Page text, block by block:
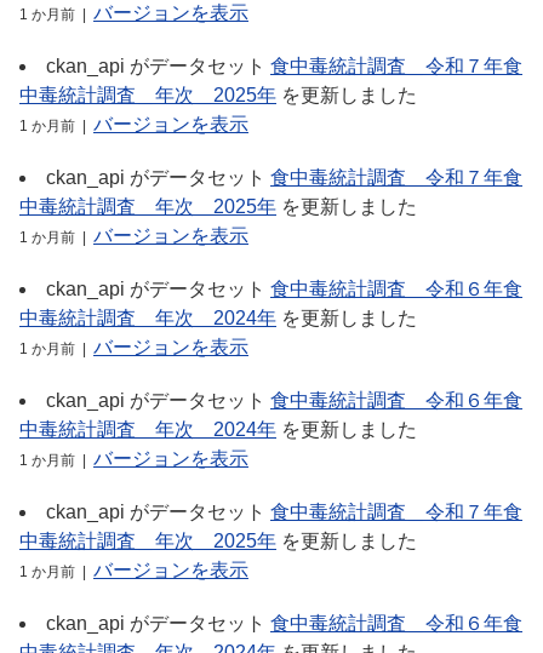
1 か月前 | バージョンを表示
ckan_api がデータセット 食中毒統計調査＿令和７年食
中毒統計調査＿年次＿2025年 を更新しました
1 か月前 | バージョンを表示
ckan_api がデータセット 食中毒統計調査＿令和７年食
中毒統計調査＿年次＿2025年 を更新しました
1 か月前 | バージョンを表示
ckan_api がデータセット 食中毒統計調査＿令和６年食
中毒統計調査＿年次＿2024年 を更新しました
1 か月前 | バージョンを表示
ckan_api がデータセット 食中毒統計調査＿令和６年食
中毒統計調査＿年次＿2024年 を更新しました
1 か月前 | バージョンを表示
ckan_api がデータセット 食中毒統計調査＿令和７年食
中毒統計調査＿年次＿2025年 を更新しました
1 か月前 | バージョンを表示
ckan_api がデータセット 食中毒統計調査＿令和６年食